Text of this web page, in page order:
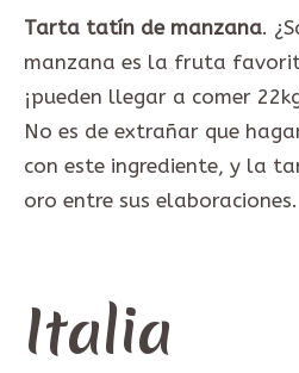
Tarta tatín de manzana.
manzana es la fruta
¡pueden llegar a comer
No es de extrañar que
con este ingrediente, y la
oro entre sus elaboraciones.
Italia